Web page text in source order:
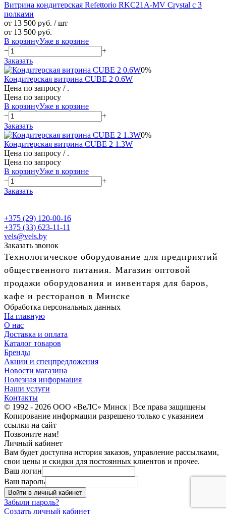
Витрина кондитерская Refettorio RKC21A-MV Crystal с 3
полками
от 13 500 руб. / шт
от 13 500 руб.
В корзинуУже в корзине
−
+
Заказать
0%
Кондитерская витрина CUBE 2 0.6W
Цена по запросу / .
Цена по запросу
В корзинуУже в корзине
−
+
Заказать
0%
Кондитерская витрина CUBE 2 1.3W
Цена по запросу / .
Цена по запросу
В корзинуУже в корзине
−
+
Заказать
+375 (29) 120-00-16
+375 (33) 623-11-11
vels@vels.by
Заказать звонок
Технологическое оборудование для предприятий
общественного питания. Магазин оптовой
продажи оборудования и инвентаря для баров,
кафе и ресторанов в Минске
Обработка персональных данных
На главную
О нас
Доставка и оплата
Каталог товаров
Бренды
Акции и спецпредложения
Новости магазина
Полезная информация
Наши услуги
Контакты
© 1992 - 2026 ООО «ВеЛС» Минск | Все права защищены
Копирование информации разрешено только с указанием
ссылки на сайт
Позвоните нам!
Личный кабинет
Вам будет доступна история заказов, управление рассылками,
свои цены и скидки для постоянных клиентов и прочее.
Ваш логин
Ваш пароль
Войти в личный кабинет
Забыли пароль?
Создать личный кабинет